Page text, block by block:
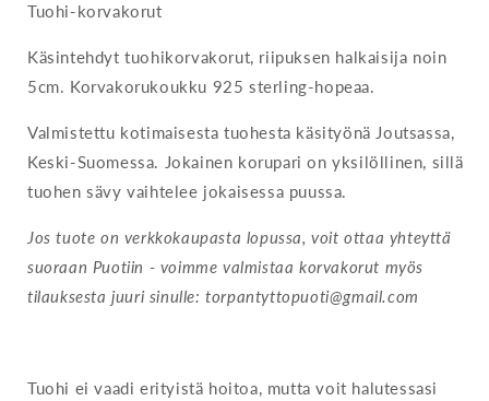
Tuohi-korvakorut
Käsintehdyt tuohikorvakorut, riipuksen halkaisija noin
5cm. Korvakorukoukku 925 sterling-hopeaa.
Valmistettu kotimaisesta tuohesta käsityönä Joutsassa,
Keski-Suomessa. Jokainen korupari on yksilöllinen, sillä
tuohen sävy vaihtelee jokaisessa puussa.
Jos tuote on verkkokaupasta lopussa, voit ottaa yhteyttä
suoraan Puotiin - voimme valmistaa korvakorut myös
tilauksesta juuri sinulle: torpantyttopuoti@gmail.com
Tuohi ei vaadi erityistä hoitoa, mutta voit halutessasi